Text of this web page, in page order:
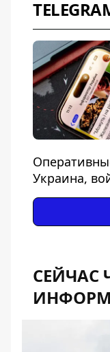
Украина,
СЕЙЧАС